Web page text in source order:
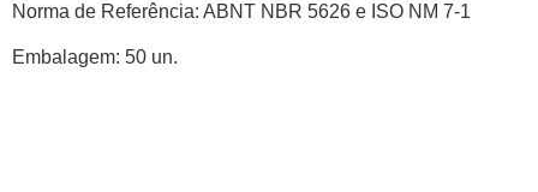
Norma de Referência: ABNT NBR 5626 e ISO NM 7-1
Embalagem: 50 un.